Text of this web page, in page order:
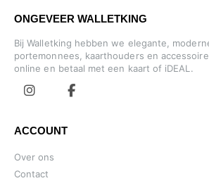
ONGEVEER WALLETKING
Bij Walletking hebben we elegante,
portemonnees, kaarthouders en
online en betaal met een kaart of iDEAL.
ACCOUNT
Over ons
Contact